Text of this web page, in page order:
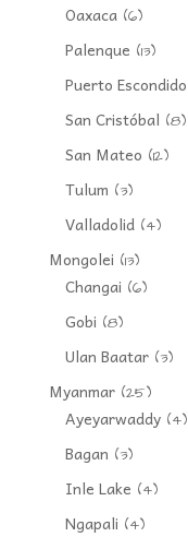
Oaxaca(6)
Palenque (13)
Puerto Escondido
San Cristóbal (8)
San Mateo (12)
Tulum (3)
Valladolid(4)
Mongolei (13)
Changai (6)
Gobi (8)
Ulan Baatar(3)
Myanmar(25)
Ayeyarwaddy(4)
Bagan (3)
Inle Lake (4)
Ngapali (4)